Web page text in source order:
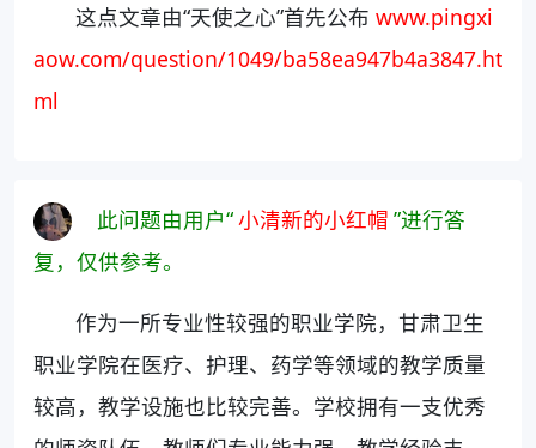
这点文章由“天使之心”首先公布www.pingxi
aow.com/question/1049/ba58ea947b4a3847.ht
ml
此问题由用户“小清新的小红帽 ”进行答
复，仅供参考。
作为一所专业性较强的职业学院，甘肃卫生
职业学院在医疗、护理、药学等领域的教学质量
较高，教学设施也比较完善。学校拥有一支优秀